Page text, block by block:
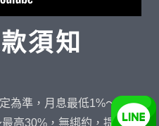
須知
為準，月息最低1%～最高
高30%，無綁約，提前結